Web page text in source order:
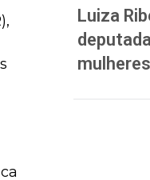
Luiza
mulheres